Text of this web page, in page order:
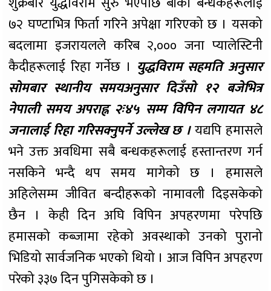
७२ घण्टाभित्र फिर्ता गरिने अपेक्षा गरिएको छ । यसको
बदलामा इजरायलले करिब २,००० जना प्यालेस्टिनी
कैदीहरूलाई रिहा गर्नेछ । युद्धविराम सहमति अनुसार
सोमबार स्थानीय समयअनुसार दिउँसो १२ बजेभित्र
नेपाली समय अपराह्न २ः४५ सम्म विपिन लगायत ४८
जनालाई रिहा गरिसक्नुपर्ने उल्लेख छ ।यद्यपि हमासले
भने उक्त अवधिमा सबै बन्धकहरूलाई हस्तान्तरण गर्न
नसकिने भन्दै थप समय मागेको छ । हमासले
अहिलेसम्म जीवित बन्दीहरूको नामावली दिइसकेको
छैन । केही दिन अघि विपिन अपहरणमा परेपछि
हमासको कब्जामा रहेको अवस्थाको उनको पुरानो
भिडियो सार्वजनिक भएको थियो । आज विपिन अपहरण
परेको ३३७ दिन पुगिसकेको छ ।